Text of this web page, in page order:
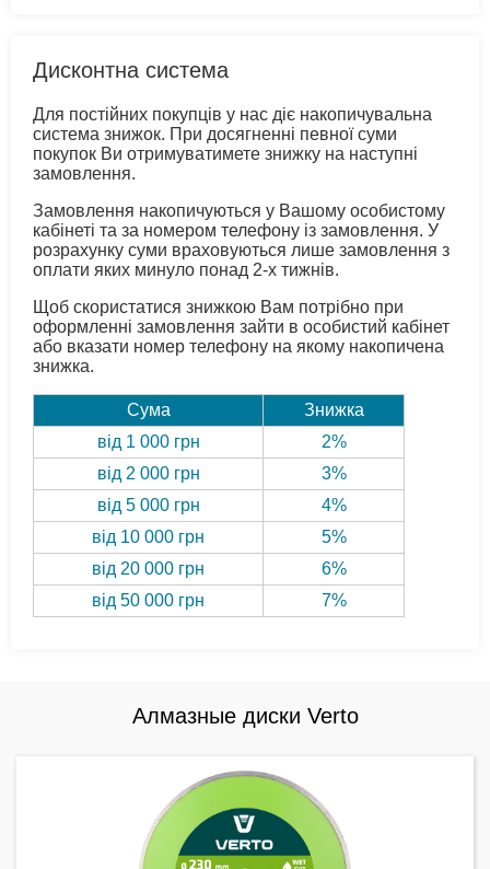
Дисконтна система
Для постійних покупців у нас діє накопичувальна
система знижок. При досягненні певної суми
покупок Ви отримуватимете знижку на наступні
замовлення.
Замовлення накопичуються у Вашому особистому
кабінеті та за номером телефону із замовлення. У
розрахунку суми враховуються лише замовлення з
оплати яких минуло понад 2-х тижнів.
Щоб скористатися знижкою Вам потрібно при
оформленні замовлення зайти в особистий кабінет
або вказати номер телефону на якому накопичена
знижка.
Сума
Знижка
від 1 000 грн
2%
від 2 000 грн
3%
від 5 000 грн
4%
від 10 000 грн
5%
від 20 000 грн
6%
від 50 000 грн
7%
Алмазные диски Verto